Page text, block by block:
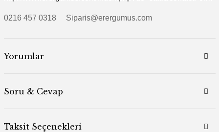
0216 457 0318 Siparis@erergumus.com
Yorumlar
Soru & Cevap
Taksit Seçenekleri